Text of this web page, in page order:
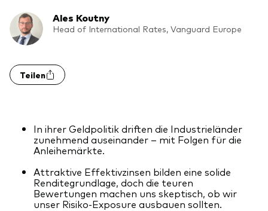
Multi-asset
Money market
Investieren mit uns
Fondsdokumente und Richtlinien
Vanguard Produkte kaufen
Marktausblick 2026
Kundenbeziehungen
Financial Planning
Marktkommentare
Ihr Wissenshub: Studien & Analysen
Kontakt
Betrugsprävention
Ales Koutny
Head of International Rates, Vanguard Europe
Teilen
In ihrer Geldpolitik driften die Industrieländer
zunehmend auseinander – mit Folgen für die
Anleihemärkte.
Attraktive Effektivzinsen bilden eine solide
Renditegrundlage, doch die teuren
Bewertungen machen uns skeptisch, ob wir
unser Risiko-Exposure ausbauen sollten.